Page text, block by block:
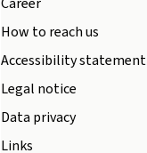
How to reach us
Accessibility statement
Legal notice
Data privacy
Links